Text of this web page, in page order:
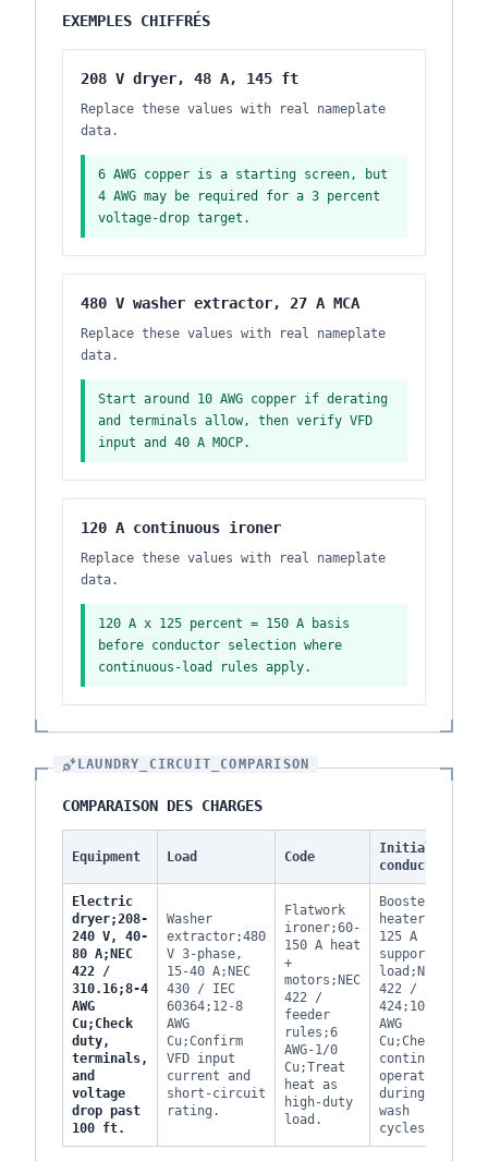
EXEMPLES CHIFFRÉS
208 V dryer, 48 A, 145 ft
Replace these values with real nameplate
data.
6 AWG copper is a starting screen, but
4 AWG may be required for a 3 percent
voltage-drop target.
480 V washer extractor, 27 A MCA
Replace these values with real nameplate
data.
Start around 10 AWG copper if derating
and terminals allow, then verify VFD
input and 40 A MOCP.
120 A continuous ironer
Replace these values with real nameplate
data.
120 A x 125 percent = 150 A basis
before conductor selection where
continuous-load rules apply.
LAUNDRY_CIRCUIT_COMPARISON
COMPARAISON DES CHARGES
Equipment Load Code
Initial
conductor
Electric
dryer;208-
240 V, 40-
80 A;NEC
422 /
310.16;8-4
AWG
Cu;Check
duty,
terminals,
and
voltage
drop past
100 ft.
Washer
extractor;480
V 3-phase,
15-40 A;NEC
430 / IEC
60364;12-8
AWG
Cu;Confirm
VFD input
current and
short-circuit
rating.
Flatwork
ironer;60-
150 A heat
+
motors;NEC
422 /
feeder
rules;6
AWG-1/0
Cu;Treat
heat as
high-duty
load.
Booster
heater;30-
125 A
support
load;NEC
422 /
424;10-1
AWG
Cu;Check
continuous
operation
during
wash
cycles.